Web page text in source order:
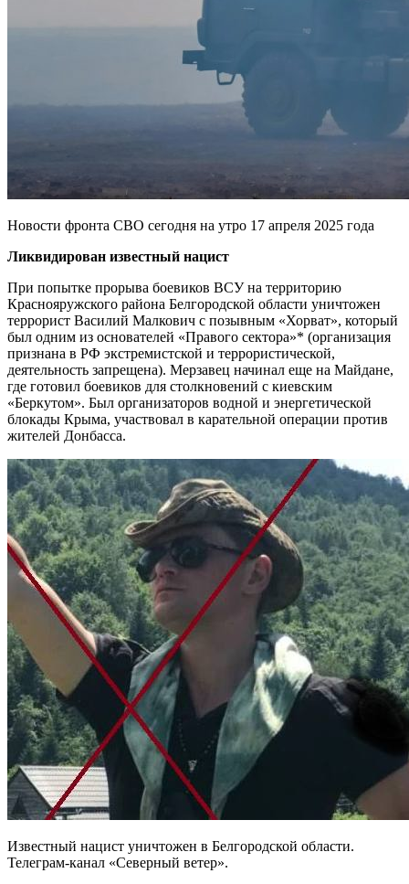
Новости фронта СВО сегодня на утро 17 апреля 2025 года
Ликвидирован известный нацист
При попытке прорыва боевиков ВСУ на территорию
Краснояружского района Белгородской области уничтожен
террорист Василий Малкович с позывным «Хорват», который
был одним из основателей «Правого сектора»* (организация
признана в РФ экстремистской и террористической,
деятельность запрещена). Мерзавец начинал еще на Майдане,
где готовил боевиков для столкновений с киевским
«Беркутом». Был организаторов водной и энергетической
блокады Крыма, участвовал в карательной операции против
жителей Донбасса.
Известный нацист уничтожен в Белгородской области.
Телеграм-канал «Северный ветер».